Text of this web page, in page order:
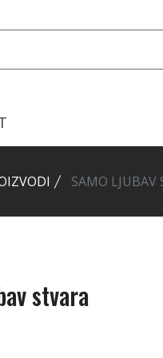
SAMO LJUBAV
stvara